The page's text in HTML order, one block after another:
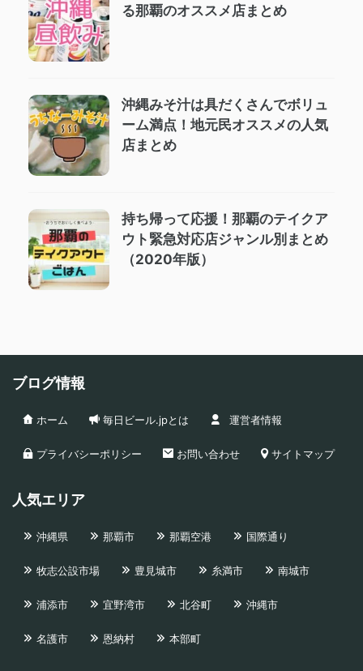
る那覇のオススメ店まとめ
沖縄みそ汁は具だくさんでボリュ
ーム満点！地元民オススメの人気
店まとめ
持ち帰って応援！那覇のテイクア
ウト緊急対応店ジャンル別まとめ
（2020年版）
ブログ情報
ホーム 毎日ビール.jpとは 運営者情報
プライバシーポリシー お問い合わせ サイトマップ
人気エリア
沖縄県 那覇市 那覇空港 国際通り
牧志公設市場 豊見城市 糸満市 南城市
浦添市 宜野湾市 北谷町 沖縄市
名護市 恩納村 本部町